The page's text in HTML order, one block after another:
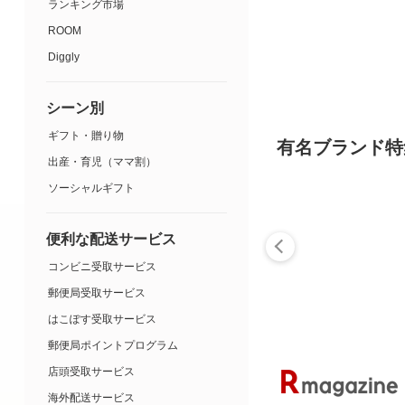
有名ブランド
ランキング市場
ROOM
Diggly
シーン別
ギフト・贈り物
出産・育児（ママ割）
ソーシャルギフト
便利な配送サービス
コンビニ受取サービス
郵便局受取サービス
はこぽす受取サービス
郵便局ポイントプログラム
店頭受取サービス
海外配送サービス